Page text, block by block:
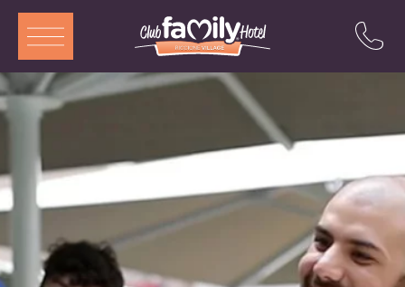
FRA
Ristorante
Camere e Aparthotel
Piscina